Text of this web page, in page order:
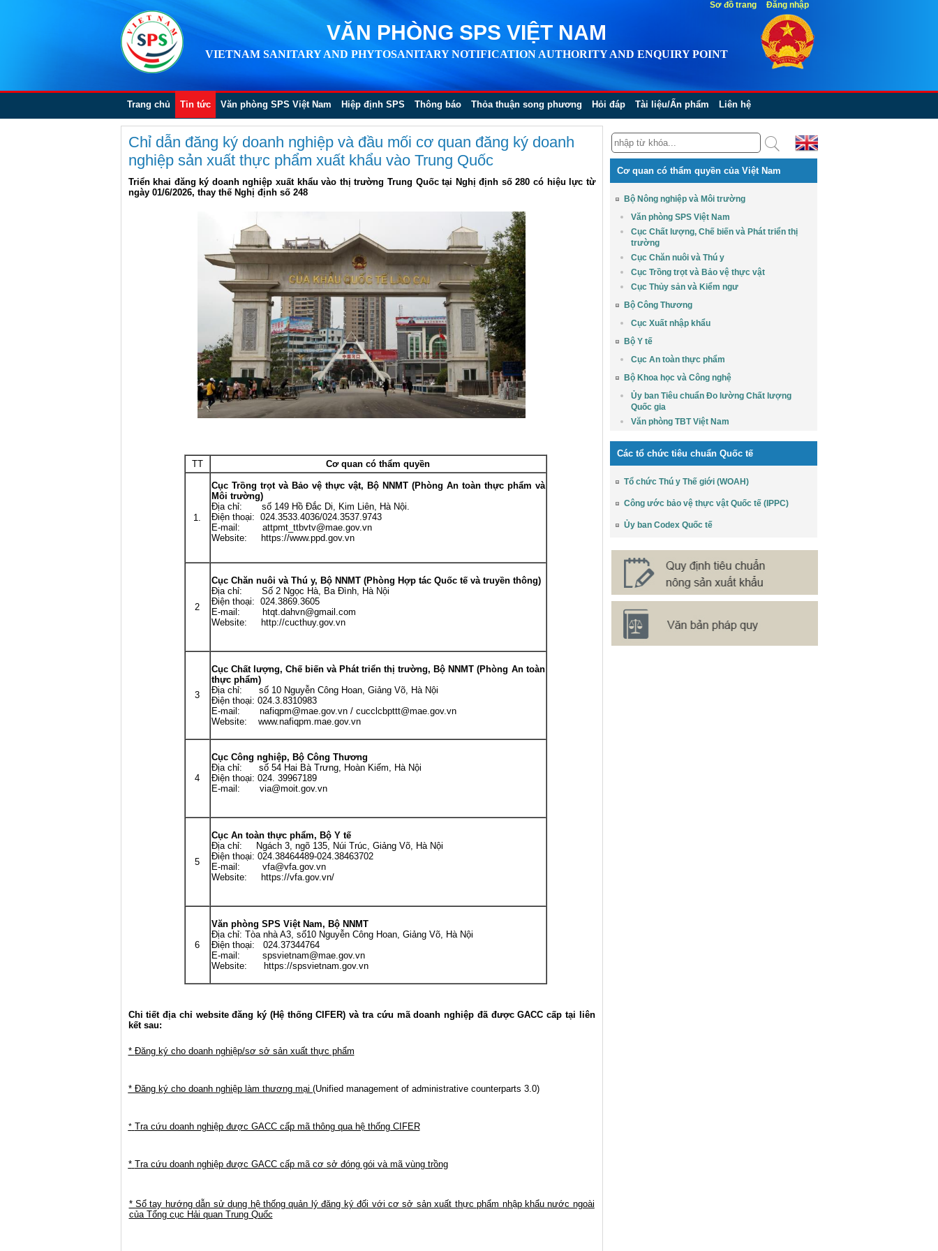
VĂN PHÒNG SPS VIỆT NAM
VIETNAM SANITARY AND PHYTOSANITARY NOTIFICATION AUTHORITY AND ENQUIRY POINT
Trang chủ Tin tức Văn phòng SPS Việt Nam Hiệp định SPS Thông báo Thỏa thuận song phương Hỏi đáp Tài liệu/Ấn phẩm Liên hệ
Chỉ dẫn đăng ký doanh nghiệp và đầu mối cơ quan đăng ký doanh
nghiệp sản xuất thực phẩm xuất khẩu vào Trung Quốc
Triển khai đăng ký doanh nghiệp xuất khẩu vào thị trường Trung Quốc tại Nghị định số 280 có hiệu lực từ
ngày 01/6/2026, thay thế Nghị định số 248
TT Cơ quan có thẩm quyền
1.
Cục Trồng trọt và Bảo vệ thực vật, Bộ NNMT (Phòng An toàn thực phẩm và
Môi trường)
Địa chỉ: số 149 Hồ Đắc Di, Kim Liên, Hà Nội.
Điện thoại: 024.3533.4036/024.3537.9743
E-mail: attpmt_ttbvtv@mae.gov.vn
Website: https://www.ppd.gov.vn
2
Cục Chăn nuôi và Thú y, Bộ NNMT (Phòng Hợp tác Quốc tế và truyền thông)
Địa chỉ: Số 2 Ngọc Hà, Ba Đình, Hà Nội
Điện thoại: 024.3869.3605
E-mail: htqt.dahvn@gmail.com
Website: http://cucthuy.gov.vn
3
Cục Chất lượng, Chế biến và Phát triển thị trường, Bộ NNMT (Phòng An toàn
thực phẩm)
Địa chỉ: số 10 Nguyễn Công Hoan, Giảng Võ, Hà Nội
Điện thoại: 024.3.8310983
E-mail: nafiqpm@mae.gov.vn / cucclcbpttt@mae.gov.vn
Website: www.nafiqpm.mae.gov.vn
4
Cục Công nghiệp, Bộ Công Thương
Địa chỉ: số 54 Hai Bà Trưng, Hoàn Kiếm, Hà Nội
Điện thoại: 024. 39967189
E-mail: via@moit.gov.vn
5
Cục An toàn thực phẩm, Bộ Y tế
Địa chỉ: Ngách 3, ngõ 135, Núi Trúc, Giảng Võ, Hà Nội
Điện thoại: 024.38464489-024.38463702
E-mail: vfa@vfa.gov.vn
Website: https://vfa.gov.vn/
6
Văn phòng SPS Việt Nam, Bộ NNMT
Địa chỉ: Tòa nhà A3, số10 Nguyễn Công Hoan, Giảng Võ, Hà Nội
Điện thoại: 024.37344764
E-mail: spsvietnam@mae.gov.vn
Website: https://spsvietnam.gov.vn
Chi tiết địa chỉ website đăng ký (Hệ thống CIFER) và tra cứu mã doanh nghiệp đã được GACC cấp tại liên
kết sau:
* Đăng ký cho doanh nghiệp/sơ sở sản xuất thực phẩm
* Đăng ký cho doanh nghiệp làm thương mại (Unified management of administrative counterparts 3.0)
* Tra cứu doanh nghiệp được GACC cấp mã thông qua hệ thống CIFER
* Tra cứu doanh nghiệp được GACC cấp mã cơ sở đóng gói và mã vùng trồng
* Sổ tay hướng dẫn sử dụng hệ thống quản lý đăng ký đối với cơ sở sản xuất thực phẩm nhập khẩu nước ngoài
của Tổng cục Hải quan Trung Quốc
Cơ quan có thẩm quyền của Việt Nam
Bộ Nông nghiệp và Môi trường
Văn phòng SPS Việt Nam
Cục Chất lượng, Chế biến và Phát triển thị
trường
Cục Chăn nuôi và Thú y
Cục Trồng trọt và Bảo vệ thực vật
Cục Thủy sản và Kiểm ngư
Bộ Công Thương
Cục Xuất nhập khẩu
Bộ Y tế
Cục An toàn thực phẩm
Bộ Khoa học và Công nghệ
Ủy ban Tiêu chuẩn Đo lường Chất lượng
Quốc gia
Văn phòng TBT Việt Nam
Các tổ chức tiêu chuẩn Quốc tế
Tổ chức Thú y Thế giới (WOAH)
Công ước bảo vệ thực vật Quốc tế (IPPC)
Ủy ban Codex Quốc tế
Sơ đồ trang Đăng nhập